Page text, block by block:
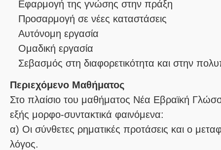
Εφαρμογή της γνώσης στην πράξη
Προσαρμογή σε νέες καταστάσεις
Αυτόνομη εργασία
Ομαδική εργασία
Σεβασμός στη διαφορετικότητα και στην
Περιεχόμενο Μαθήματος
Στο πλαίσιο του μαθήματος Νέα Εβραϊκή
εξής μορφο-συντακτικά φαινόμενα:
α) Οι σύνθετες ρηματικές προτάσεις και ο
λόγος.